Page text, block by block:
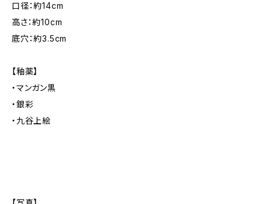
口径：約14cm
高さ：約10cm
底穴：約3.5cm
【釉薬】
・マンガン黒
・銀彩
・九谷上絵